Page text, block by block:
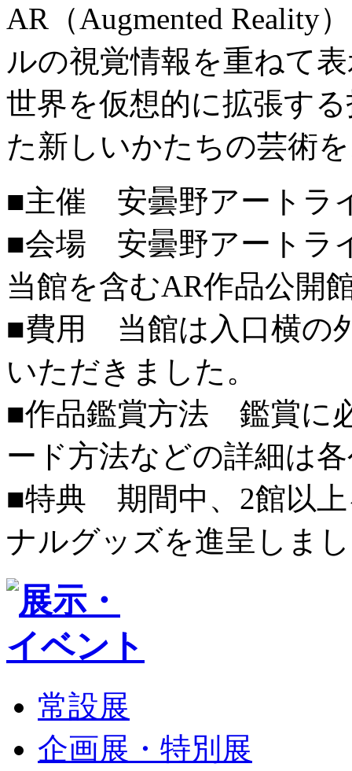
AR（Augmented Reality
ルの視覚情報を重ねて
世界を仮想的に拡張す
た新しいかたちの芸術
■主催 安曇野アートラ
■会場 安曇野アートラ
当館を含むAR作品公開
■費用 当館は入口横の
いただきました。
■作品鑑賞方法 鑑賞に
ード方法などの詳細は
■特典 期間中、2館以
ナルグッズを進呈しま
常設展
企画展・特別展